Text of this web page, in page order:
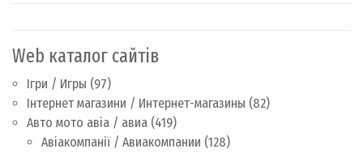
Web каталог сайтів
Ігри / Игры (97)
Інтернет магазини / Интернет-магазины (82)
Авто мото авіа / авиа (419)
Авіакомпанії / Авиакомпании (128)